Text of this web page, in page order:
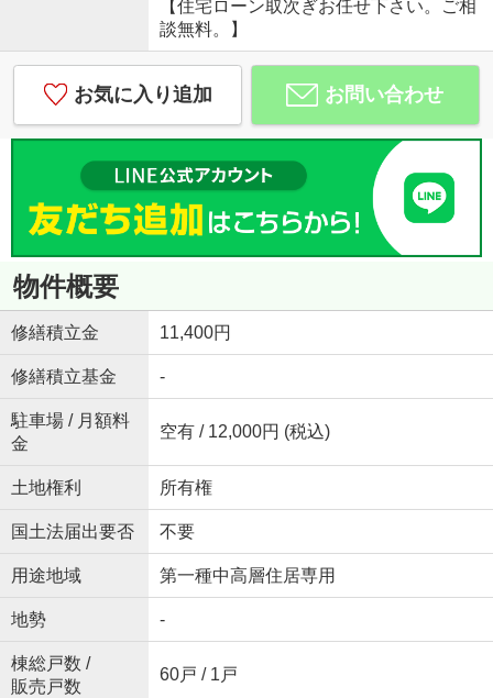
【住宅ローン取次ぎお任せ下さい。ご相
談無料。】
お気に入り追加 お問い合わせ
物件概要
修繕積立金 11,400円
修繕積立基金 -
駐車場 / 月額料
金
空有 / 12,000円 (税込)
土地権利 所有権
国土法届出要否 不要
用途地域 第一種中高層住居専用
地勢 -
棟総戸数 /
販売戸数
60戸 / 1戸